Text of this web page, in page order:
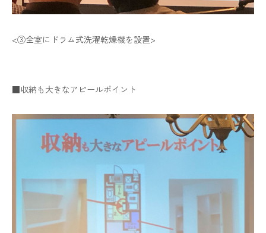
<③全室にドラム式洗濯乾燥機を設置>
■収納も大きなアピールポイント